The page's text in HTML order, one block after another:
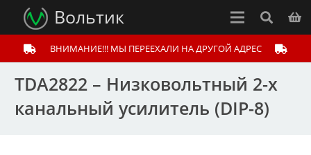
Вольтик
ВНИМАНИЕ!!! МЫ ПЕРЕЕХАЛИ НА ДРУГОЙ АДРЕС
TDA2822 – Низковольтный 2-х
канальный усилитель (DIP-8)